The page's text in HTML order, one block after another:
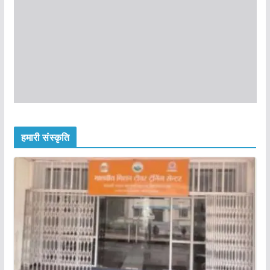
हमारी संस्कृति